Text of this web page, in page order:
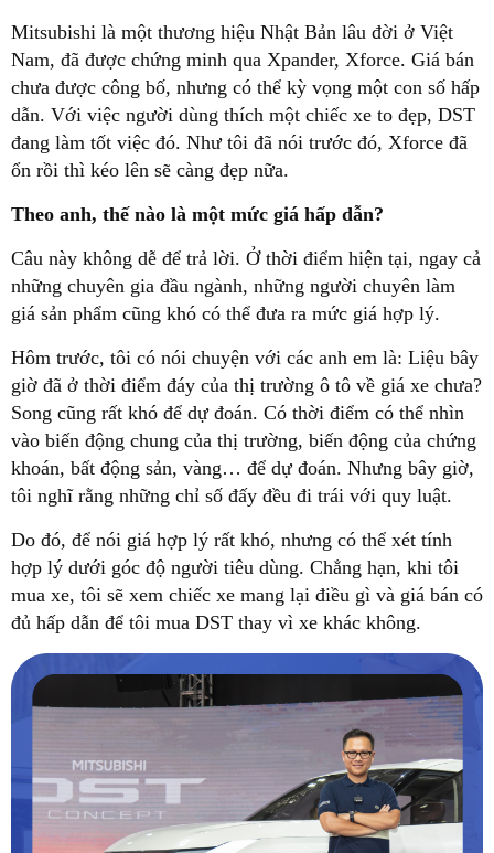
Mitsubishi là một thương hiệu Nhật Bản lâu đời ở Việt
Nam, đã được chứng minh qua Xpander, Xforce. Giá bán
chưa được công bố, nhưng có thể kỳ vọng một con số hấp
dẫn. Với việc người dùng thích một chiếc xe to đẹp, DST
đang làm tốt việc đó. Như tôi đã nói trước đó, Xforce đã
ổn rồi thì kéo lên sẽ càng đẹp nữa.
Theo anh, thế nào là một mức giá hấp dẫn?
Câu này không dễ để trả lời. Ở thời điểm hiện tại, ngay cả
những chuyên gia đầu ngành, những người chuyên làm
giá sản phẩm cũng khó có thể đưa ra mức giá hợp lý.
Hôm trước, tôi có nói chuyện với các anh em là: Liệu bây
giờ đã ở thời điểm đáy của thị trường ô tô về giá xe chưa?
Song cũng rất khó để dự đoán. Có thời điểm có thể nhìn
vào biến động chung của thị trường, biến động của chứng
khoán, bất động sản, vàng… để dự đoán. Nhưng bây giờ,
tôi nghĩ rằng những chỉ số đấy đều đi trái với quy luật.
Do đó, để nói giá hợp lý rất khó, nhưng có thể xét tính
hợp lý dưới góc độ người tiêu dùng. Chẳng hạn, khi tôi
mua xe, tôi sẽ xem chiếc xe mang lại điều gì và giá bán có
đủ hấp dẫn để tôi mua DST thay vì xe khác không.